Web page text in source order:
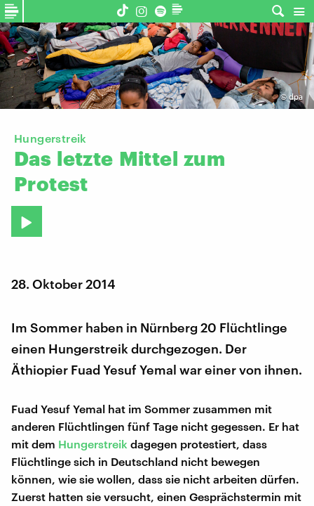
©dpa
Hungerstreik
Das letzte Mittel zum
Protest
28. Oktober 2014
Im Sommer haben in Nürnberg 20 Flüchtlinge
einen Hungerstreik durchgezogen. Der
Äthiopier Fuad Yesuf Yemal war einer von ihnen.
Fuad Yesuf Yemal hat im Sommer zusammen mit
anderen Flüchtlingen fünf Tage nicht gegessen. Er hat
mit dem Hungerstreik dagegen protestiert, dass
Flüchtlinge sich in Deutschland nicht bewegen
können, wie sie wollen, dass sie nicht arbeiten dürfen.
Zuerst hatten sie versucht, einen Gesprächstermin mit